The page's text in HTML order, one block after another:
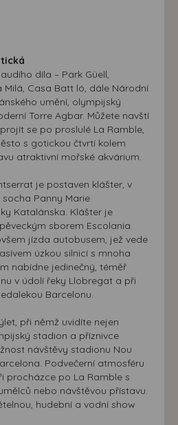
díla – Park Güell,
Milá, Casa Batt ló, dále Národní
umění, olympijský
Torre Agbar. Můžete navští
se po proslulé La Ramble,
s gotickou čtvrtí kolem
atraktivní mořské akvárium.
je postaven klášter, v
Panny Marie
Katalánska. Klášter je
sborem Escolania.
jízda autobusem, jež vede
úzkou silnicí s mnoha
nabídne jedinečný, téměř
v údolí řeky Llobregat a při
Barcelonu.
při němž uvidíte nejen
stadion a příznivce
návštěvy stadionu Nou
Podvečerní atmosféru
procházce po La Ramble s
nebo návštěvou přístavu.
hudební a vodní show